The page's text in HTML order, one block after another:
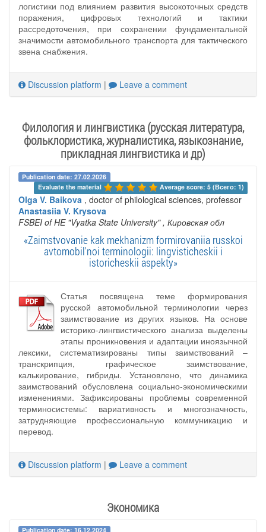
логистики под влиянием развития высокоточных средств
поражения, цифровых технологий и тактики
рассредоточения, при сохранении фундаментальной
значимости автомобильного транспорта для тактического
звена снабжения.
Discussion platform | Leave a comment
Филология и лингвистика (русская литература,
фольклористика, журналистика, языкознание,
прикладная лингвистика и др)
Publication date: 27.02.2026
Evaluate the material
Average score: 5 (Всего: 1)
Olga V. Baikova , doctor of philological sciences, professor
Anastasiia V. Krysova
FSBEI of HE "Vyatka State University" , Кировская обл
«Zaimstvovanie kak mekhanizm formirovaniia russkoi
avtomobil'noi terminologii: lingvisticheskii i
istoricheskii aspekty»
Статья посвящена теме формирования
русской автомобильной терминологии через
заимствование из других языков. На основе
историко-лингвистического анализа выделены
этапы проникновения и адаптации иноязычной
лексики, систематизированы типы заимствований –
транскрипция, графическое заимствование,
калькирование, гибриды. Установлено, что динамика
заимствований обусловлена социально-экономическими
изменениями. Зафиксированы проблемы современной
терминосистемы: вариативность и многозначность,
затрудняющие профессиональную коммуникацию и
перевод.
Discussion platform | Leave a comment
Экономика
Publication date: 16.12.2024